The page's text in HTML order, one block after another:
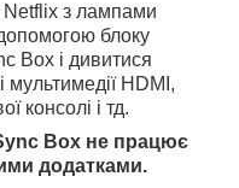
Netflix з лампами
блоку
Box і дивитися
HDMI,
консолі і тд.
Box не працює
додатками.